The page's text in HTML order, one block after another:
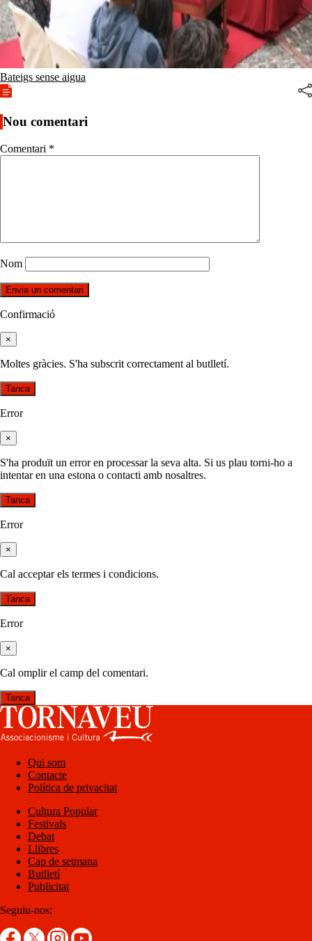
Bateigs sense aigua
Nou comentari
Comentari *
Nom
Confirmació
×
Moltes gràcies. S'ha subscrit correctament al butlletí.
Tanca
Error
×
S'ha produït un error en processar la seva alta. Si us plau torni-ho a
intentar en una estona o contacti amb nosaltres.
Tanca
Error
×
Cal acceptar els termes i condicions.
Tanca
Error
×
Cal omplir el camp del comentari.
Tanca
Qui som
Contacte
Política de privacitat
Cultura Popular
Festivals
Debat
Llibres
Cap de setmana
Butlletí
Publicitat
Seguiu-nos: